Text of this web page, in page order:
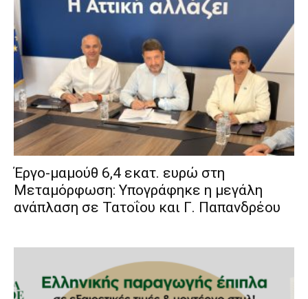
Έργο-μαμούθ 6,4 εκατ. ευρώ στη
Μεταμόρφωση: Υπογράφηκε η μεγάλη
ανάπλαση σε Τατοΐου και Γ. Παπανδρέου